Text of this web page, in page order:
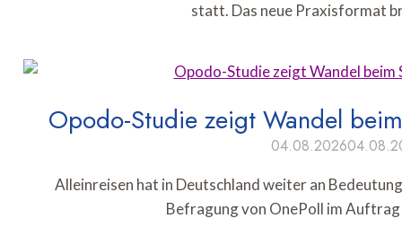
statt. Das neue Praxisformat
Opodo-Studie zeigt Wandel
04.08.2026
Alleinreisen hat in Deutschland weiter an
Befragung von OnePoll im